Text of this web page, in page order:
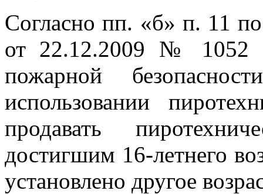
Согласно пп. «б» п. 11
от 22.12.2009 № 1052
пожарной
использовании
продавать
достигшим 16-летнего
установлено другое